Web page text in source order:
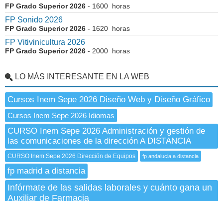
FP Grado Superior 2026 - 1600 horas
FP Sonido 2026
FP Grado Superior 2026 - 1620 horas
FP Vitivinicultura 2026
FP Grado Superior 2026 - 2000 horas
LO MÁS INTERESANTE EN LA WEB
Cursos Inem Sepe 2026 Diseño Web y Diseño Gráfico
Cursos Inem Sepe 2026 Idiomas
CURSO Inem Sepe 2026 Administración y gestión de
las comunicaciones de la dirección A DISTANCIA
CURSO Inem Sepe 2026 Dirección de Equipos fp andalucia a distancia
fp madrid a distancia
Infórmate de las salidas laborales y cuánto gana un
Auxiliar de Farmacia